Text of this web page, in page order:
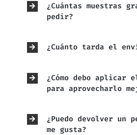
¿Cuántas muestras
pedir?
¿Cuánto tarda el
¿Cómo debo aplicar
para aprovecharlo
¿Puedo devolver un
me gusta?